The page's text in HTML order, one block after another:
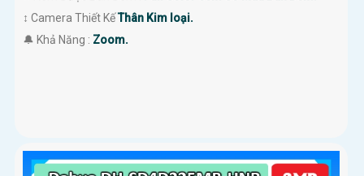
↕️ Camera Thiết KếThân Kim loại.
️🔔 Khả Năng : Zoom.